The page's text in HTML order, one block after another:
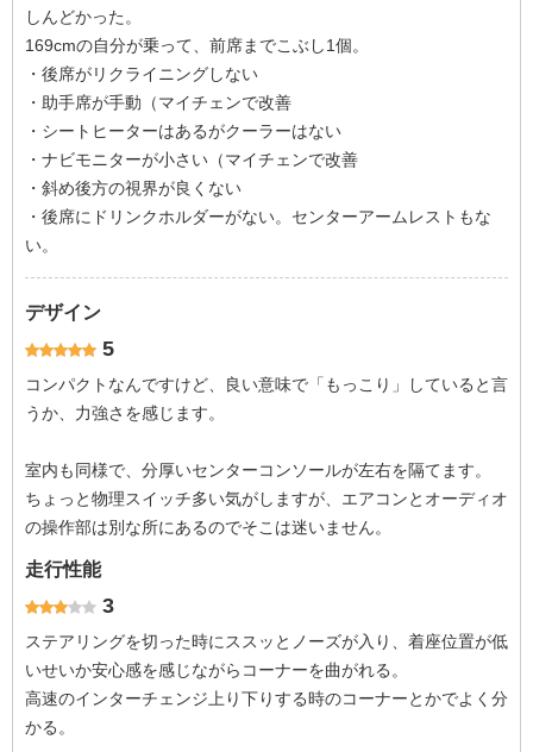
しんどかった。
169cmの自分が乗って、前席までこぶし1個。
・後席がリクライニングしない
・助手席が手動（マイチェンで改善
・シートヒーターはあるがクーラーはない
・ナビモニターが小さい（マイチェンで改善
・斜め後方の視界が良くない
・後席にドリンクホルダーがない。センターアームレストもな
い。
デザイン
5
コンパクトなんですけど、良い意味で「もっこり」していると言
うか、力強さを感じます。
室内も同様で、分厚いセンターコンソールが左右を隔てます。
ちょっと物理スイッチ多い気がしますが、エアコンとオーディオ
の操作部は別な所にあるのでそこは迷いません。
走行性能
3
ステアリングを切った時にススッとノーズが入り、着座位置が低
いせいか安心感を感じながらコーナーを曲がれる。
高速のインターチェンジ上り下りする時のコーナーとかでよく分
かる。